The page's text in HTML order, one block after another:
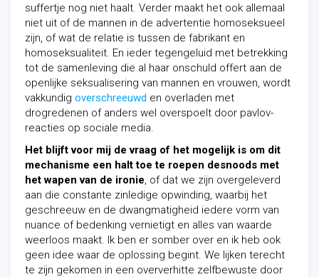
suffertje nog niet haalt. Verder maakt het ook allemaal
niet uit of de mannen in de advertentie homoseksueel
zijn, of wat de relatie is tussen de fabrikant en
homoseksualiteit. En ieder tegengeluid met betrekking
tot de samenleving die al haar onschuld offert aan de
openlijke seksualisering van mannen en vrouwen, wordt
vakkundig overschreeuwd en overladen met
drogredenen of anders wel overspoelt door pavlov-
reacties op sociale media.
Het blijft voor mij de vraag of het mogelijk is om dit
mechanisme een halt toe te roepen desnoods met
het wapen van de ironie, of dat we zijn overgeleverd
aan die constante zinledige opwinding, waarbij het
geschreeuw en de dwangmatigheid iedere vorm van
nuance of bedenking vernietigt en alles van waarde
weerloos maakt. Ik ben er somber over en ik heb ook
geen idee waar de oplossing begint. We lijken terecht
te zijn gekomen in een oververhitte zelfbewuste door